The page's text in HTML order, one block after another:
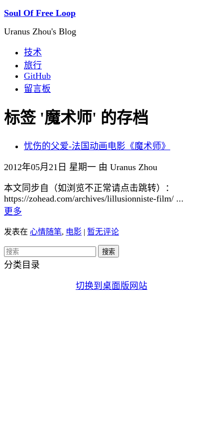
Soul Of Free Loop
Uranus Zhou's Blog
技术
旅行
GitHub
留言板
标签 '魔术师' 的存档
忧伤的父爱-法国动画电影《魔术师》
2012年05月21日 星期一 由 Uranus Zhou
本文同步自（如浏览不正常请点击跳转）：
https://zohead.com/archives/lillusionniste-film/ ...
更多
发表在 心情随笔, 电影 | 暂无评论
分类目录
切换到桌面版网站